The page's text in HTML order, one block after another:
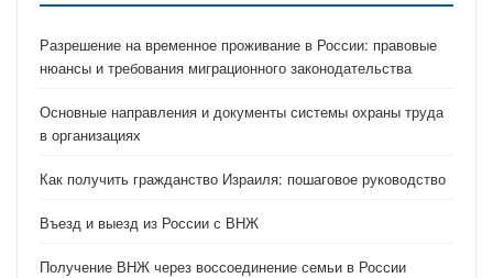
Разрешение на временное проживание в России: правовые
нюансы и требования миграционного законодательства
Основные направления и документы системы охраны труда
в организациях
Как получить гражданство Израиля: пошаговое руководство
Въезд и выезд из России с ВНЖ
Получение ВНЖ через воссоединение семьи в России